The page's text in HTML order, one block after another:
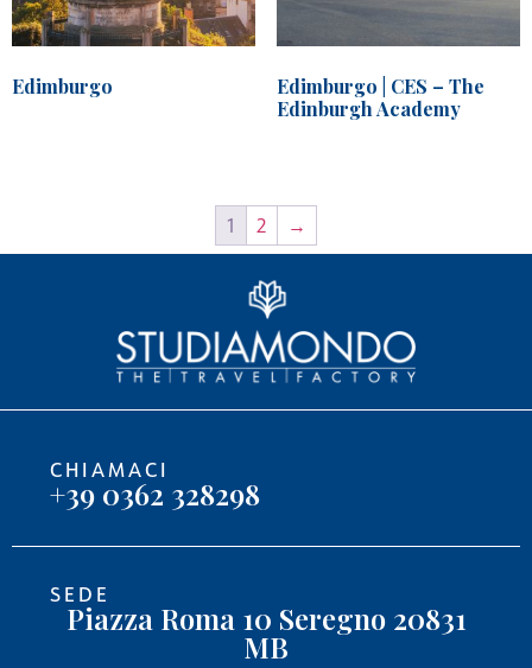
Edimburgo
Edimburgo | CES – The
Edinburgh Academy
1 2 →
CHIAMACI
+39 0362 328298
SEDE
Piazza Roma 10 Seregno 20831
MB